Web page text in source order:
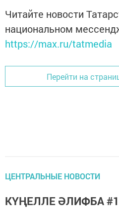
Читайте новости
национальном
https://max.ru/tatmedia
Перейти на
ЦЕНТРАЛЬНЫЕ НОВОСТИ
КҮҢЕЛЛЕ ӘЛИФБА